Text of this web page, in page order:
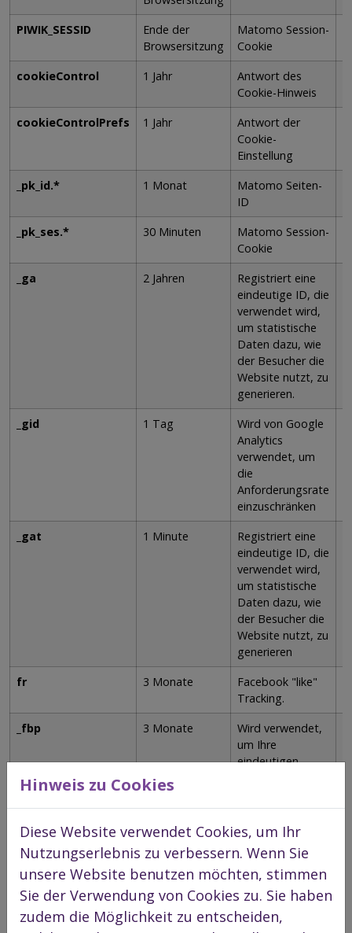
PIWIK_SESSID
Ende der
Browsersitzung
Matomo Session-
Cookie
cookieControl 1 Jahr
Antwort des
Cookie-Hinweis
cookieControlPrefs 1 Jahr
Antwort der
Cookie-
Einstellung
_pk_id.* 1 Monat
Matomo Seiten-
ID
_pk_ses.* 30 Minuten
Matomo Session-
Cookie
_ga 2 Jahren
Registriert eine
eindeutige ID, die
verwendet wird,
um statistische
Daten dazu, wie
der Besucher die
Website nutzt, zu
generieren.
_gid 1 Tag
Wird von Google
Analytics
verwendet, um
die
Anforderungsrate
einzuschränken
_gat 1 Minute
Registriert eine
eindeutige ID, die
verwendet wird,
um statistische
Daten dazu, wie
der Besucher die
Website nutzt, zu
generieren
fr 3 Monate
Facebook "like"
Tracking.
_fbp 3 Monate
Wird verwendet,
um Ihre
eindeutigen
und zu verfolgen.
piwik_ignore 2 Jahre
Matomo Opt-
Out-Cookie
b) Transiente Cookies werden automatisiert
gelöscht, wenn Sie den Browser schließen. Dazu
Hinweis zu Cookies
Diese Website verwendet Cookies, um Ihr
Nutzungserlebnis zu verbessern. Wenn Sie
unsere Website benutzen möchten, stimmen
Sie der Verwendung von Cookies zu. Sie haben
zudem die Möglichkeit zu entscheiden,